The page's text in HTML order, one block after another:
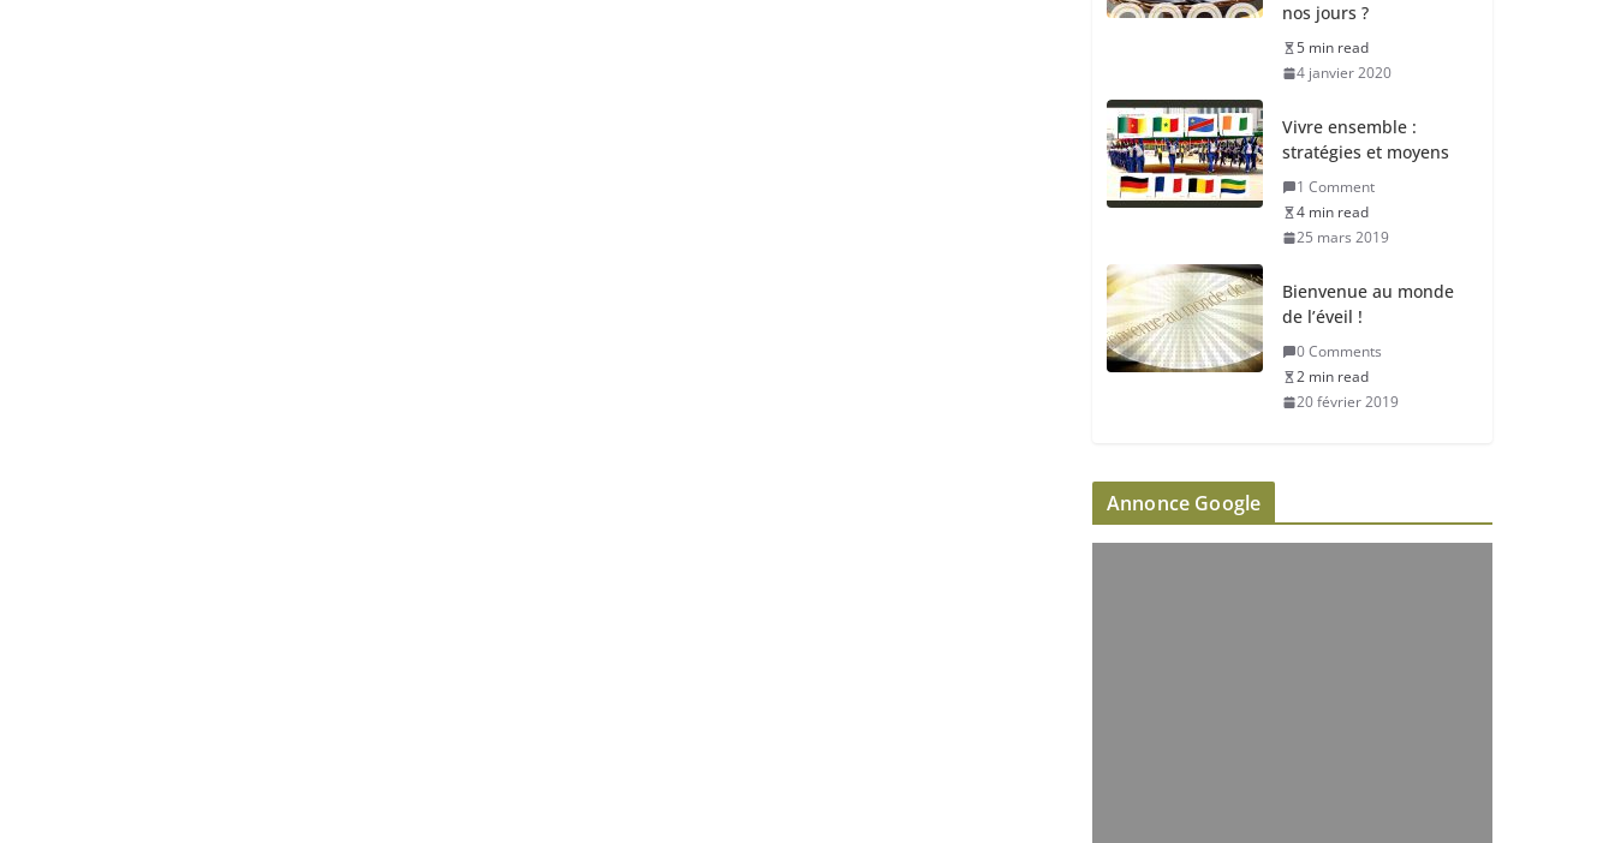
nos jours ?
5 min read
4 janvier 2020
Vivre ensemble :
stratégies et moyens
1 Comment
4 min read
25 mars 2019
Bienvenue au monde
de l’éveil !
0 Comments
2 min read
20 février 2019
Annonce Google